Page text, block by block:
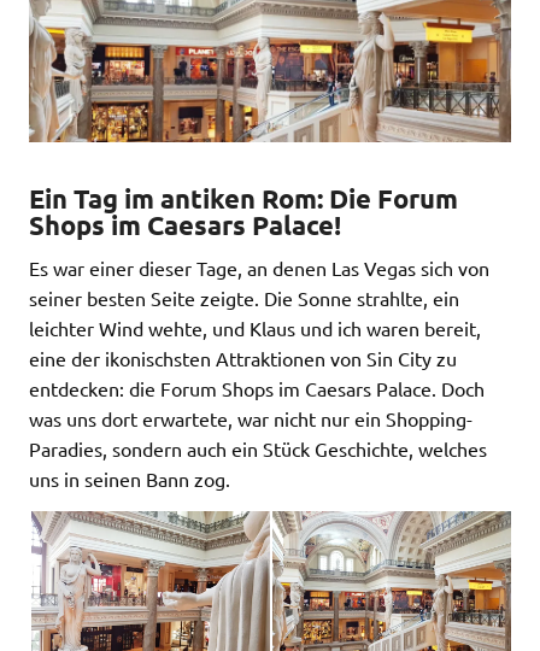
Ein Tag im antiken Rom: Die Forum
Shops im Caesars Palace!
Es war einer dieser Tage, an denen Las Vegas sich von
seiner besten Seite zeigte. Die Sonne strahlte, ein
leichter Wind wehte, und Klaus und ich waren bereit,
eine der ikonischsten Attraktionen von Sin City zu
entdecken: die Forum Shops im Caesars Palace. Doch
was uns dort erwartete, war nicht nur ein Shopping-
Paradies, sondern auch ein Stück Geschichte, welches
uns in seinen Bann zog.